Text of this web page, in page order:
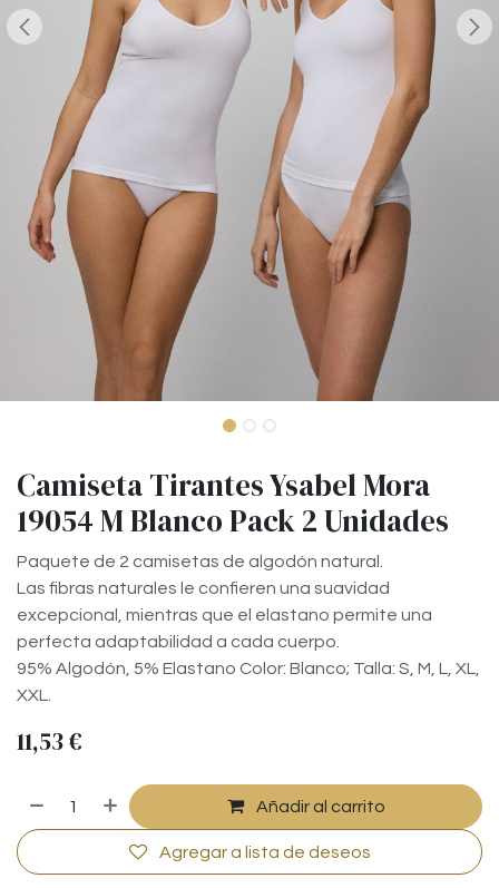
Camiseta Tirantes Ysabel Mora
19054 M Blanco Pack 2 Unidades
Paquete de 2 camisetas de algodón natural.
Las fibras naturales le confieren una suavidad
excepcional, mientras que el elastano permite una
perfecta adaptabilidad a cada cuerpo.
95% Algodón, 5% Elastano Color: Blanco; Talla: S, M, L, XL,
XXL.
11,53€
Añadir al carrito
Agregar a lista de deseos